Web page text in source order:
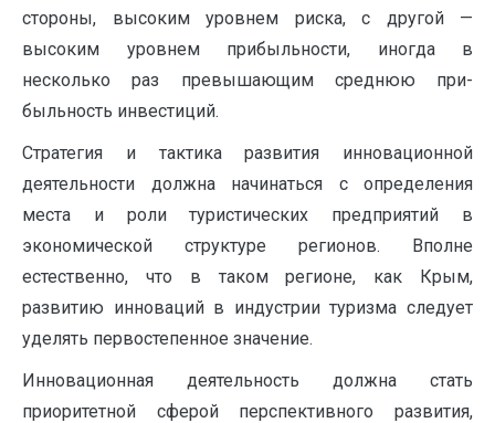
стороны, высоким уровнем риска, с другой —
высоким уровнем прибыльно­сти, иногда в
несколько раз превышающим среднюю при­
быльность инвестиций.
Стратегия и тактика развития инновационной
деятельности должна начинаться с определения
места и роли туристических предприятий в
экономической структуре регионов. Вполне
естественно, что в таком регионе, как Крым,
развитию инноваций в индустрии туризма следует
уделять первостепенное значение.
Инновационная деятельность должна стать
приоритетной сферой перспективного развития,